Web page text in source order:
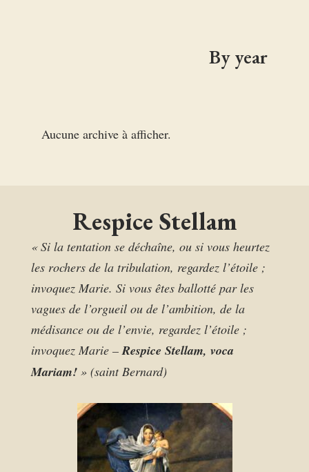
By year
Aucune archive à afficher.
Respice Stellam
« Si la tentation se déchaîne, ou si vous heurtez
les rochers de la tribulation, regardez l’étoile ;
invoquez Marie. Si vous êtes ballotté par les
vagues de l’orgueil ou de l’ambition, de la
médisance ou de l’envie, regardez l’étoile ;
invoquez Marie –Respice Stellam, voca
Mariam! » (saint Bernard)